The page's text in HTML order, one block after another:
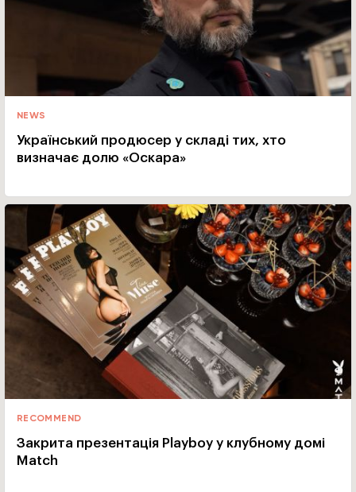
NEWS
Український продюсер у складі тих, хто
визначає долю «Оскара»
RECOMMEND
Закрита презентація Playboy у клубному домі
Match